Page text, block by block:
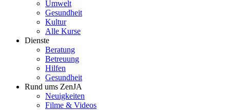
Umwelt
Gesundheit
Kultur
Alle Kurse
Dienste
Beratung
Betreuung
Hilfen
Gesundheit
Rund ums ZenJA
Neuigkeiten
Filme & Videos